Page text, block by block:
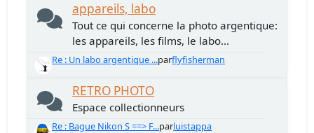
appareils, labo
Tout ce qui concerne la photo argentique:
les appareils, les films, le labo...
Re : Un labo argentique ...parflyfisherman
RETRO PHOTO
Espace collectionneurs
Re : Bague Nikon S ==> F...parluistappa